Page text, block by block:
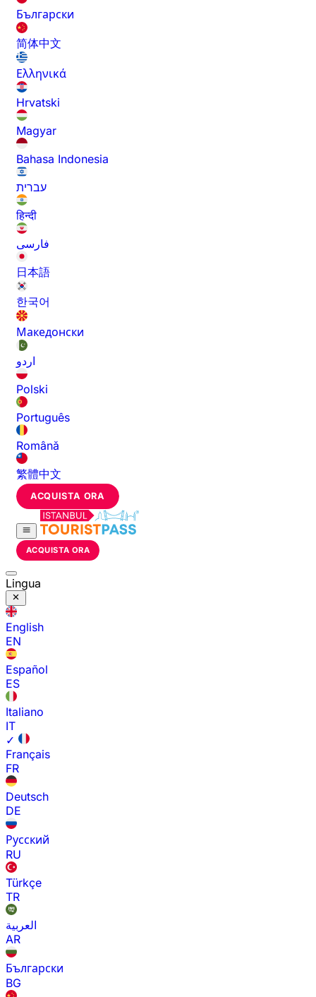
Български
简体中文
Ελληνικά
Hrvatski
Magyar
Bahasa Indonesia
עברית
हिन्दी
فارسی
日本語
한국어
Македонски
اردو
Polski
Português
Română
繁體中文
ACQUISTA ORA
ACQUISTA ORA
Lingua
English
EN
Español
ES
Italiano
IT
✓
Français
FR
Deutsch
DE
Русский
RU
Türkçe
TR
العربية
AR
Български
BG